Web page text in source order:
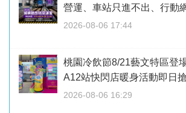
營運、車站只進不出、行動
2026-08-06 17:44
桃園冷飲節8/21藝文特區登
A12站快閃店暖身活動即日
2026-08-06 16:29